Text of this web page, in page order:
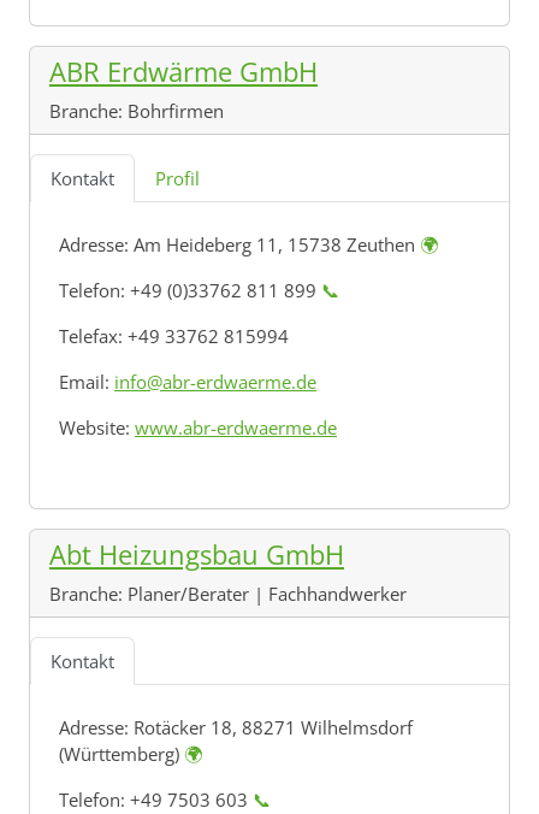
ABR Erdwärme GmbH
Branche: Bohrfirmen
Kontakt Profil
Adresse: Am Heideberg 11, 15738 Zeuthen 🌍
Telefon: +49 (0)33762 811 899 📞
Telefax: +49 33762 815994
Email: info@abr-erdwaerme.de
Website: www.abr-erdwaerme.de
Abt Heizungsbau GmbH
Branche: Planer/Berater | Fachhandwerker
Kontakt
Adresse: Rotäcker 18, 88271 Wilhelmsdorf
(Württemberg) 🌍
Telefon: +49 7503 603 📞